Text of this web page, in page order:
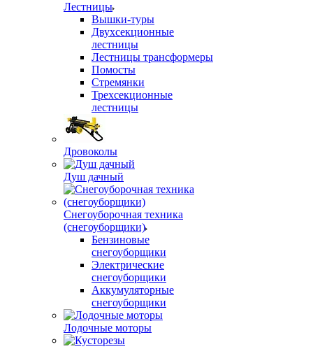
Лестницы
Вышки-туры
Двухсекционные
лестницы
Лестницы трансформеры
Помосты
Стремянки
Трехсекционные
лестницы
Дровоколы
Душ дачный
Снегоуборочная техника
(снегоуборщики)
Бензиновые
снегоуборщики
Электрические
снегоуборщики
Аккумуляторные
снегоуборщики
Лодочные моторы